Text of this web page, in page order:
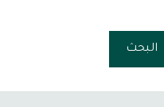
البحث